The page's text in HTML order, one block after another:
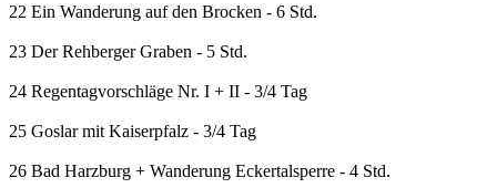
22 Ein Wanderung auf den Brocken - 6 Std.
23 Der Rehberger Graben - 5 Std.
24 Regentagvorschläge Nr. I + II - 3/4 Tag
25 Goslar mit Kaiserpfalz - 3/4 Tag
26 Bad Harzburg + Wanderung Eckertalsperre - 4 Std.